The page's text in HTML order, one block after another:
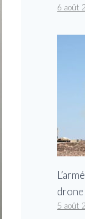
6 août
5 août